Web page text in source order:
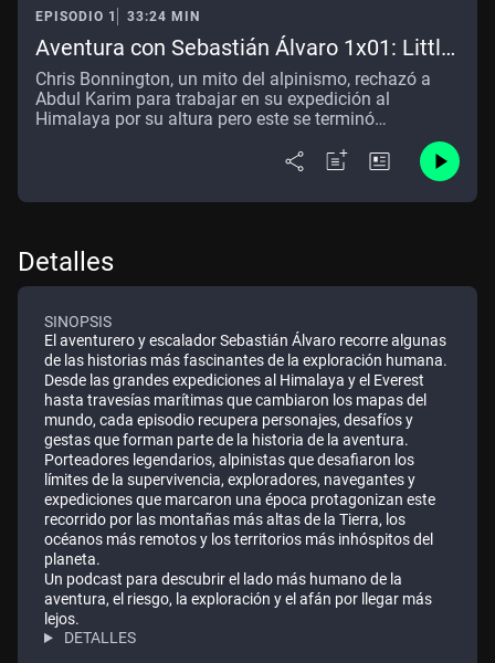
EPISODIO 1 33:24 MIN
Aventura con Sebastián Álvaro 1x01: Little
Karim
Chris Bonnington, un mito del alpinismo, rechazó a
Abdul Karim para trabajar en su expedición al
Himalaya por su altura pero este se terminó
Detalles
SINOPSIS
El aventurero y escalador Sebastián Álvaro recorre algunas
de las historias más fascinantes de la exploración humana.
Desde las grandes expediciones al Himalaya y el Everest
hasta travesías marítimas que cambiaron los mapas del
mundo, cada episodio recupera personajes, desafíos y
gestas que forman parte de la historia de la aventura.
Porteadores legendarios, alpinistas que desafiaron los
límites de la supervivencia, exploradores, navegantes y
expediciones que marcaron una época protagonizan este
recorrido por las montañas más altas de la Tierra, los
océanos más remotos y los territorios más inhóspitos del
planeta.
Un podcast para descubrir el lado más humano de la
aventura, el riesgo, la exploración y el afán por llegar más
lejos.
DETALLES